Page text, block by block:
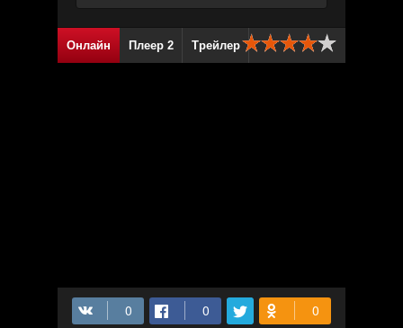
Онлайн Плеер 2 Трейлер